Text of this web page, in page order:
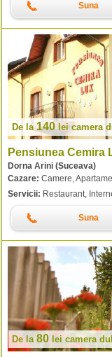
Suna
De la140leicamera
Pensiunea Cemira
Dorna Arini (Suceava)
Cazare: Camere,
Servicii: Restaurant,
Suna
De la 80 leicamera